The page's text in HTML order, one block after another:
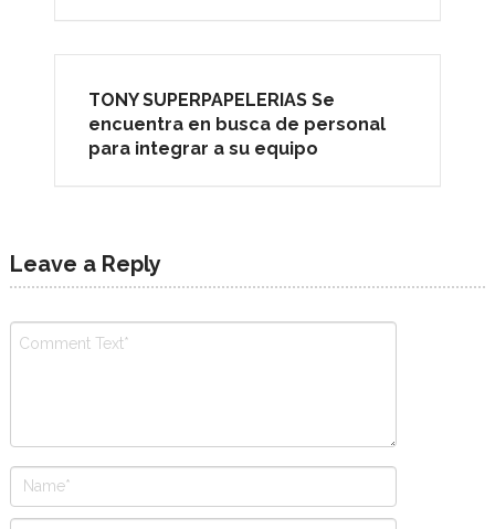
TONY SUPERPAPELERIAS Se
encuentra en busca de personal
para integrar a su equipo
Leave a Reply